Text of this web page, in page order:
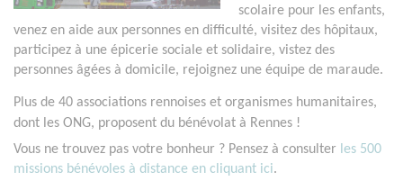
scolaire pour les enfants,
venez en aide aux personnes en difficulté, visitez des hôpitaux,
participez à une épicerie sociale et solidaire, vistez des
personnes âgées à domicile, rejoignez une équipe de maraude.
Plus de 40 associations rennoises et organismes humanitaires,
dont les ONG, proposent du bénévolat à Rennes !
Vous ne trouvez pas votre bonheur ? Pensez à consulter les 500
missions bénévoles à distance en cliquant ici.